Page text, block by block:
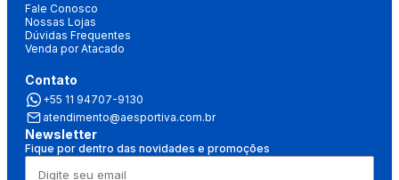
Fale Conosco
Nossas Lojas
Dúvidas Frequentes
Venda por Atacado
Contato
+55 11 94707-9130
atendimento@aesportiva.com.br
Newsletter
Fique por dentro das novidades e promoções